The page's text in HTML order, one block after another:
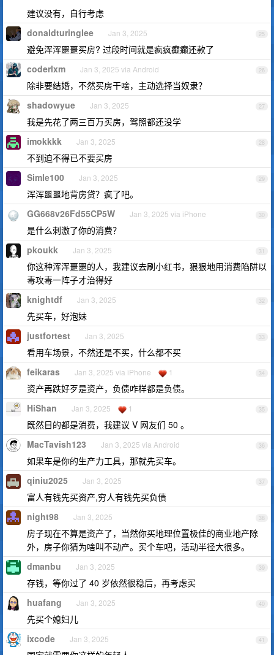
建议没有，自行考虑
25
donaldturinglee Jan 3, 2025
避免浑浑噩噩买房? 过段时间就是疯疯癫癫还款了
26
coderlxm Jan 3, 2025 via Android
除非要结婚，不然买房干啥，主动选择当奴隶？
27
shadowyue Jan 3, 2025
我是先花了两三百万买房，驾照都还没学
28
imokkkk Jan 3, 2025
不到迫不得已不要买房
29
Simle100 Jan 3, 2025
浑浑噩噩地背房贷？疯了吧。
30
GG668v26Fd55CP5W Jan 3, 2025 via iPhone
是什么刺激了你的消费？
31
pkoukk Jan 3, 2025
你这种浑浑噩噩的人，我建议去刷小红书，狠狠地用消费陷阱以
毒攻毒一阵子才治得好
32
knightdf Jan 3, 2025
先买车，好泡妹
33
justfortest Jan 3, 2025
看用车场景，不然还是不买，什么都不买
34
feikaras Jan 3, 2025 via iPhone 1
资产再跌好歹是资产，负债咋样都是负债。
35
HiShan Jan 3, 2025 1
既然目的都是消费，我建议 V 网友们 50 。
36
MacTavish123 Jan 3, 2025 via Android
如果车是你的生产力工具，那就先买车。
37
qiniu2025 Jan 3, 2025
富人有钱先买资产,穷人有钱先买负债
38
night98 Jan 3, 2025
房子现在不算是资产了，当然你买地理位置极佳的商业地产除
外，房子你猜为啥叫不动产。买个车吧，活动半径大很多。
39
dmanbu Jan 3, 2025
存钱，等你过了 40 岁依然很稳后，再考虑买
40
huafang Jan 3, 2025
先买个媳妇儿
41
ixcode Jan 3, 2025